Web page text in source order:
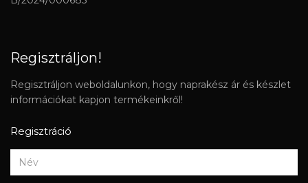
Regisztráljon!
Regisztráljon weboldalunkon, hogy naprakész ár és készlet
információkat kapjon termékeinkről!
Regisztráció